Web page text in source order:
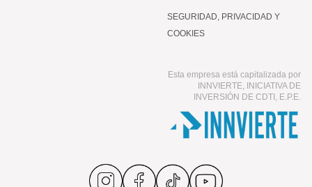
SEGURIDAD, PRIVACIDAD Y
COOKIES
Esta empresa está capitalizada por
INNVIERTE, INICIATIVA DE
INVERSIÓN DE CDTI, E.P.E.